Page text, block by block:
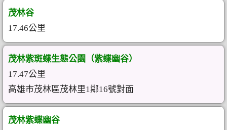
茂林谷
17.46公里
茂林紫斑蝶生態公園（紫蝶幽谷）
17.47公里
高雄市茂林區茂林里1鄰16號對面
茂林紫蝶幽谷